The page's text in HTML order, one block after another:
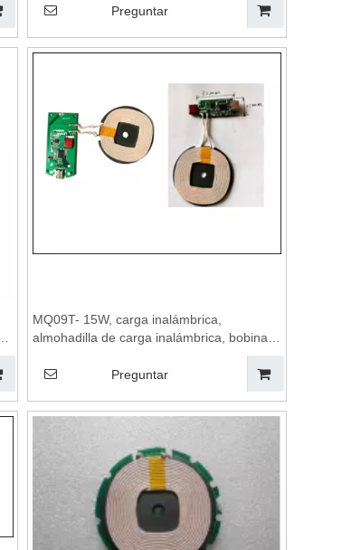
inalámbrico, cargador de teléfonos móviles
inalámbrica, carga inalámbrica
Preguntar
MQ09T- 15W, carga inalámbrica,
almohadilla de carga inalámbrica, bobinas
de carga inalámbrica, módulo de carga
inalámbrica, placa base de cargador
Preguntar